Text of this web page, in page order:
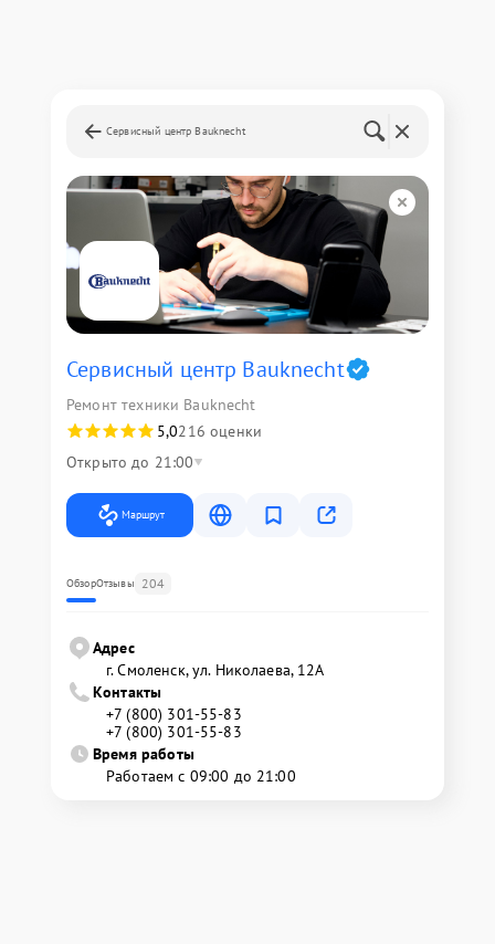
Сервисный центр Bauknecht
Сервисный центр Bauknecht
Ремонт техники Bauknecht
5,0216 оценки
Открыто до 21:00
Маршрут
ОбзорОтзывы 204
Адрес
г. Смоленск, ул. Николаева, 12А
Контакты
+7 (800) 301-55-83
+7 (800) 301-55-83
Время работы
Работаем с 09:00 до 21:00